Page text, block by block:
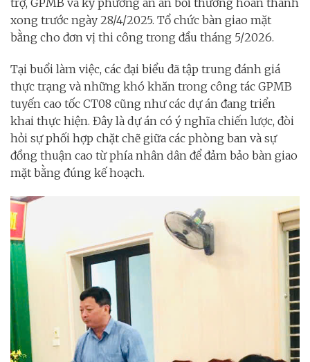
trợ, GPMB và ký phương án án bồi thường hoàn thành
xong trước ngày 28/4/2025. Tổ chức bàn giao mặt
bằng cho đơn vị thi công trong đầu tháng 5/2026.
Tại buổi làm việc, các đại biểu đã tập trung đánh giá
thực trạng và những khó khăn trong công tác GPMB
tuyến cao tốc CT08 cũng như các dự án đang triển
khai thực hiện. Đây là dự án có ý nghĩa chiến lược, đòi
hỏi sự phối hợp chặt chẽ giữa các phòng ban và sự
đồng thuận cao từ phía nhân dân để đảm bảo bàn giao
mặt bằng đúng kế hoạch.